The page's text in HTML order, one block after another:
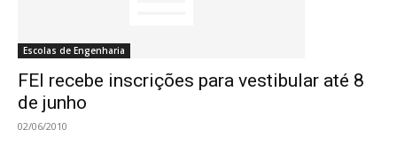
Escolas de Engenharia
FEI recebe inscrições para vestibular até 8
de junho
02/06/2010